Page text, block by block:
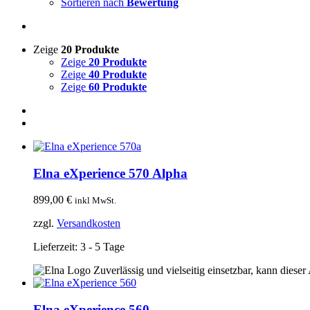
Sortieren nach Bewertung
Zeige 20 Produkte
Zeige 20 Produkte
Zeige 40 Produkte
Zeige 60 Produkte
Elna eXperience 570 Alpha
899,00 € inkl MwSt.
zzgl. Versandkosten
Lieferzeit: 3 - 5 Tage
Zuverlässig und vielseitig einsetzbar, kann